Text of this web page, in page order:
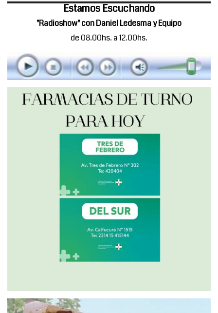
Estamos Escuchando
"Radioshow" con Daniel Ledesma y Equipo
de 08.00hs. a 12.00hs.